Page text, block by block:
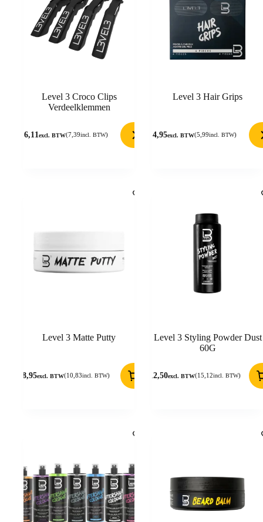
Level 3 Croco Clips
Verdeelklemmen
6,11 excl. BTW(7,39incl. BTW)
Level 3 Hair Grips
4,95excl. BTW(5,99incl. BTW)
Level 3 Matte Putty
8,95excl. BTW(10,83incl. BTW)
Level 3 Styling Powder Dust
60G
12,50excl. BTW(15,12incl. BTW)